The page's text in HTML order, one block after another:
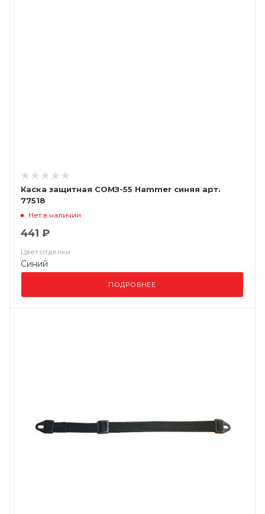
Каска защитная СОМЗ-55 Hammer синяя арт.
77518
Нет в наличии
441 ₽
Цвет отделки
Синий
ПОДРОБНЕЕ